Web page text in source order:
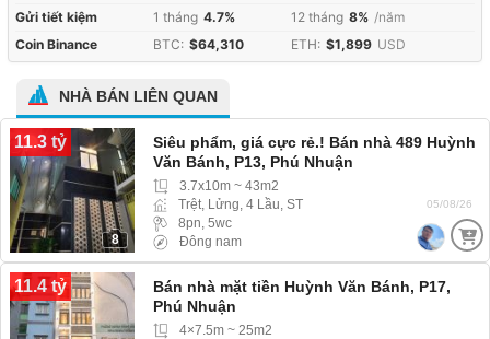
Gửi tiết kiệm
1 tháng 4.7% 12 tháng 8% /năm
Coin Binance
BTC: $64,310 ETH: $1,899 USD
NHÀ BÁN LIÊN QUAN
11.3 tỷ
8
Siêu phẩm, giá cực rẻ.! Bán nhà 489 Huỳnh
Văn Bánh, P13, Phú Nhuận
3.7x10m ~ 43m2
Trệt, Lửng, 4 Lầu, ST
8pn, 5wc
Đông nam
05/08/26
11.4 tỷ
Bán nhà mặt tiền Huỳnh Văn Bánh, P17,
Phú Nhuận
4×7.5m ~ 25m2